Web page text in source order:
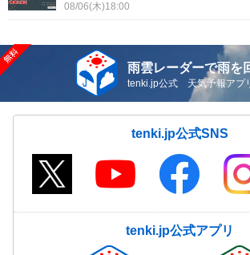
08/06(木)18:00
雨雲レーダーで雨を
tenki.jp公式 天気予報アプ
tenki.jp公式SNS
tenki.jp公式アプリ